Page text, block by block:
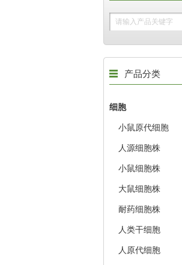
产品分类
细胞
小鼠原代细胞
人源细胞株
小鼠细胞株
大鼠细胞株
耐药细胞株
人类干细胞
人原代细胞